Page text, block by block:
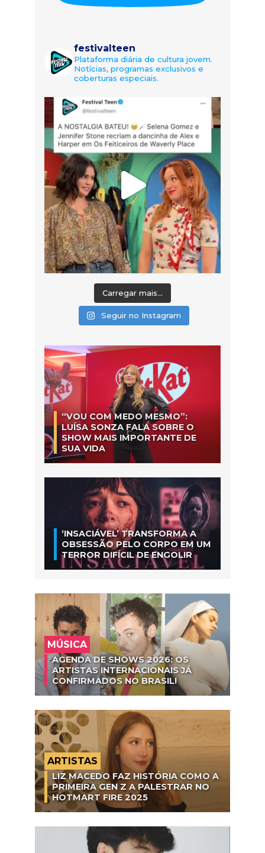
festivalteen
Plataforma diária de cultura jovem.
Notícias, programas exclusivos e
coberturas especiais.
Carregar mais...
Seguir no Instagram
“VOU COM MEDO MESMO”:
LUÍSA SONZA FALA SOBRE O
SHOW MAIS IMPORTANTE DE
SUA VIDA
‘INSACIÁVEL’ TRANSFORMA A
OBSESSÃO PELO CORPO EM UM
TERROR DIFÍCIL DE ENGOLIR
MÚSICA
AGENDA DE SHOWS 2026: OS
ARTISTAS INTERNACIONAIS JÁ
CONFIRMADOS NO BRASIL!
ARTISTAS
LIZ MACEDO FAZ HISTÓRIA COMO A
PRIMEIRA GEN Z A PALESTRAR NO
HOTMART FIRE 2025